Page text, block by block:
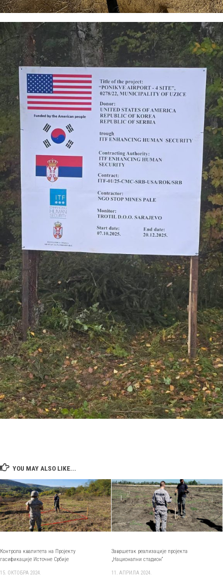
YOU MAY ALSO LIKE...
Контрола квалитета на Пројекту
гасификацијe Источне Србије
15. ОКТОБРА 2024.
Завршетак реализације пројекта
„Национални стадион“
11. АПРИЛА 2024.